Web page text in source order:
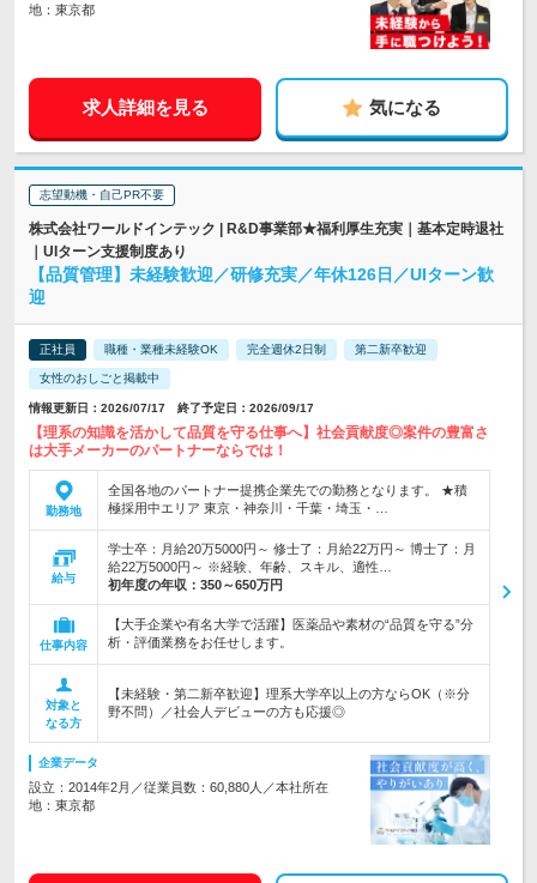
地：東京都
求人詳細を見る 気になる
志望動機・自己PR不要
株式会社ワールドインテック | R&D事業部★福利厚生充実｜基本定時退社
｜UIターン支援制度あり
【品質管理】未経験歓迎／研修充実／年休126日／UIターン歓
迎
正社員 職種・業種未経験OK 完全週休2日制 第二新卒歓迎
女性のおしごと掲載中
情報更新日：2026/07/17 終了予定日：2026/09/17
【理系の知識を活かして品質を守る仕事へ】社会貢献度◎案件の豊富さ
は大手メーカーのパートナーならでは！
勤務地
全国各地のパートナー提携企業先での勤務となります。 ★積
極採用中エリア 東京・神奈川・千葉・埼玉・…
給与
学士卒：月給20万5000円～ 修士了：月給22万円～ 博士了：月
給22万5000円～ ※経験、年齢、スキル、適性…
初年度の年収： 350～650万円
仕事内容
【大手企業や有名大学で活躍】医薬品や素材の“品質を守る”分
析・評価業務をお任せします。
対象と
なる方
【未経験・第二新卒歓迎】理系大学卒以上の方ならOK（※分
野不問）／社会人デビューの方も応援◎
企業データ
設立：2014年2月／従業員数：60,880人／本社所在
地：東京都